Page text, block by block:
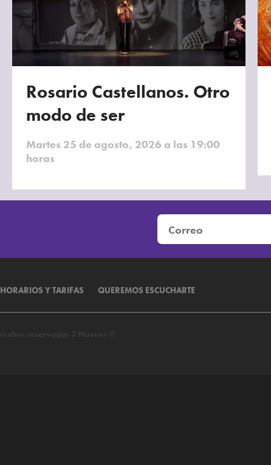
Rosario Castellanos. Otro
modo de ser
Martes 25 de agosto, 2026 a las 19:00
horas
HORARIOS Y TARIFAS QUEREMOS ESCUCHARTE